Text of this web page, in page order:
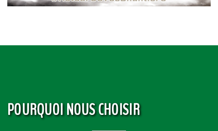
POURQUOI NOUS CHOISIR